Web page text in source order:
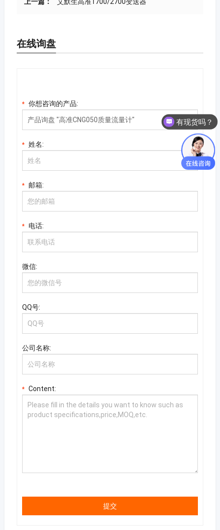
在线询盘
* 你想咨询的产品:
* 姓名:
* 邮箱:
* 电话:
微信:
QQ号:
公司名称:
* Content:
提交
有现货吗？